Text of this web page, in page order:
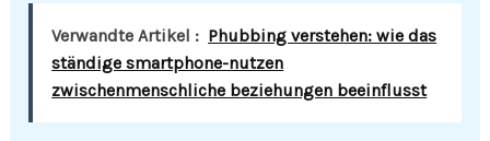
Verwandte Artikel : Phubbing verstehen: wie das
ständige smartphone-nutzen
zwischenmenschliche beziehungen beeinflusst